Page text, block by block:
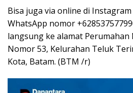
Bisa juga via online di
WhatsApp nomor
langsung ke alamat Perumahan
Nomor 53, Kelurahan Teluk
Kota, Batam. (BTM /r)